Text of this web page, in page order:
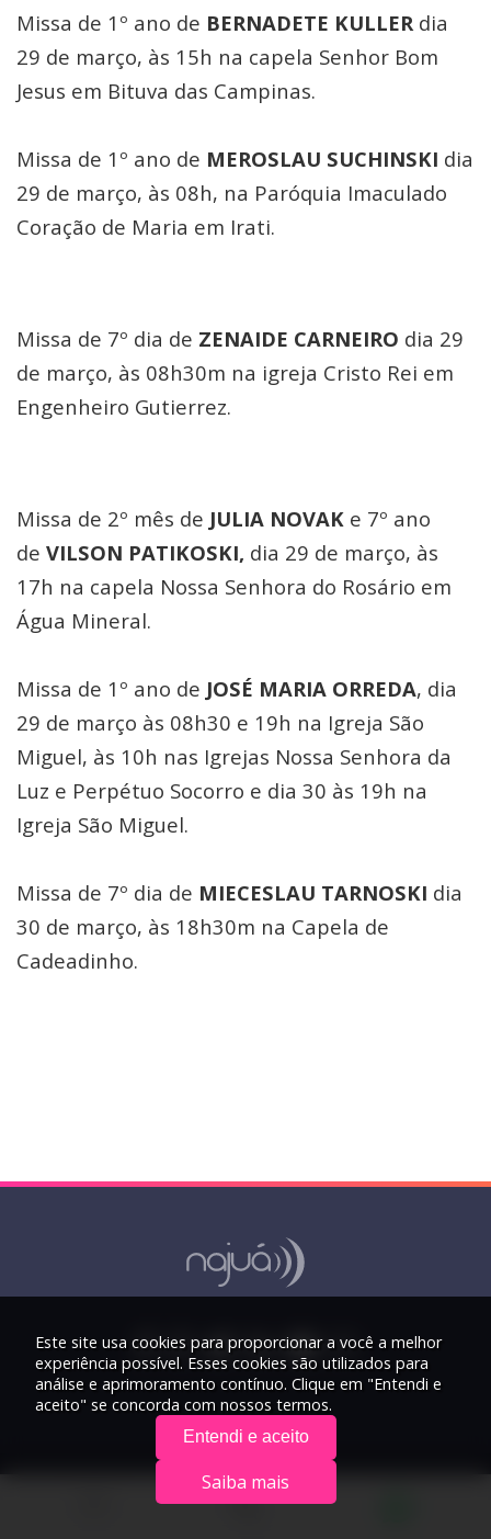
Missa de 1º ano de BERNADETE KULLER dia
29 de março, às 15h na capela Senhor Bom
Jesus em Bituva das Campinas.
Missa de 1º ano de MEROSLAU SUCHINSKI dia
29 de março, às 08h, na Paróquia Imaculado
Coração de Maria em Irati.
Missa de 7º dia de ZENAIDE CARNEIRO dia 29
de março, às 08h30m na igreja Cristo Rei em
Engenheiro Gutierrez.
Missa de 2º mês de JULIA NOVAK e 7º ano
de VILSON PATIKOSKI, dia 29 de março, às
17h na capela Nossa Senhora do Rosário em
Água Mineral.
Missa de 1º ano de JOSÉ MARIA ORREDA, dia
29 de março às 08h30 e 19h na Igreja São
Miguel, às 10h nas Igrejas Nossa Senhora da
Luz e Perpétuo Socorro e dia 30 às 19h na
Igreja São Miguel.
Missa de 7º dia de MIECESLAU TARNOSKI dia
30 de março, às 18h30m na Capela de
Cadeadinho.
© 2026 Rádio Najuá - Todos os direitos reservados.
Este site usa cookies para proporcionar a você a melhor
experiência possível. Esses cookies são utilizados para
análise e aprimoramento contínuo. Clique em "Entendi e
aceito" se concorda com nossos termos.
Entendi e aceito
Saiba mais